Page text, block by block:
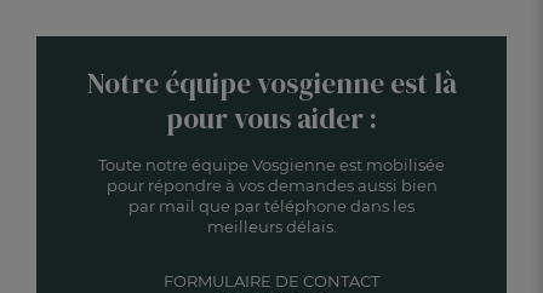
Notre équipe vosgienne est là
pour vous aider :
Toute notre équipe Vosgienne est mobilisée
pour répondre à vos demandes aussi bien
par mail que par téléphone dans les
meilleurs délais.
FORMULAIRE DE CONTACT